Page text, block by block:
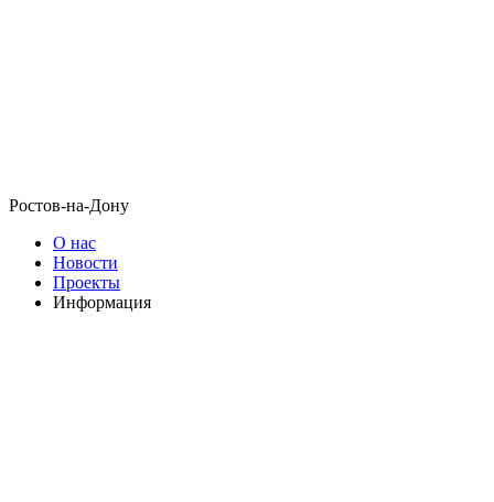
Ростов-на-Дону
О нас
Новости
Проекты
Информация